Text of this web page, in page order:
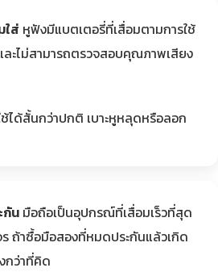
ส่ หูฟังมีแบตเตอรี่ที่เสื่อมตามการใช้
ละไม่สามารถตรวจสอบคุณภาพเสียง
ได้สั้นกว่าปกติ เบาะหูหลุดหรือลอก
กัน มือถือเป็นอุปกรณ์ที่เสื่อมเร็วที่สุด
ถ้าซื้อมือสองที่หมดประกันแล้วเกิด
กว่าที่คิด